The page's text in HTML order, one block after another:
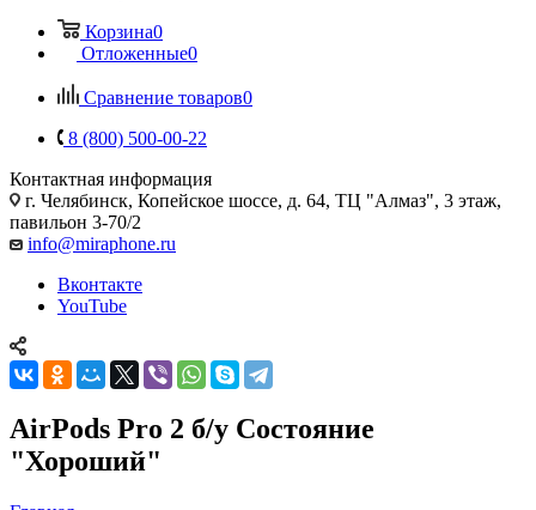
Корзина0
Отложенные0
Сравнение товаров0
8 (800) 500-00-22
Контактная информация
г. Челябинск, Копейское шоссе, д. 64, ТЦ "Алмаз", 3 этаж,
павильон 3-70/2
info@miraphone.ru
Вконтакте
YouTube
AirPods Pro 2 б/у Состояние
"Хороший"